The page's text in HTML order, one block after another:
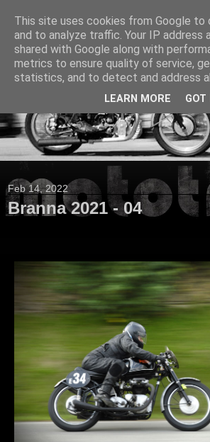
Feb 14, 2022
Branna 2021 - 04
This site uses cookies from Google to
and to analyze traffic. Your IP address
shared with Google along with
metrics to ensure quality of service,
statistics, and to detect and address
LEARN MORE GOT